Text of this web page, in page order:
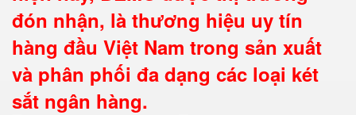
đón nhận, là thương hiệu uy tín
hàng đầu Việt Nam trong sản xuất
và phân phối đa dạng các loại két
sắt ngân hàng.